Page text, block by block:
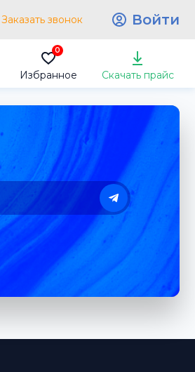
Заказать звонок Войти
0
Избранное Скачать прайс